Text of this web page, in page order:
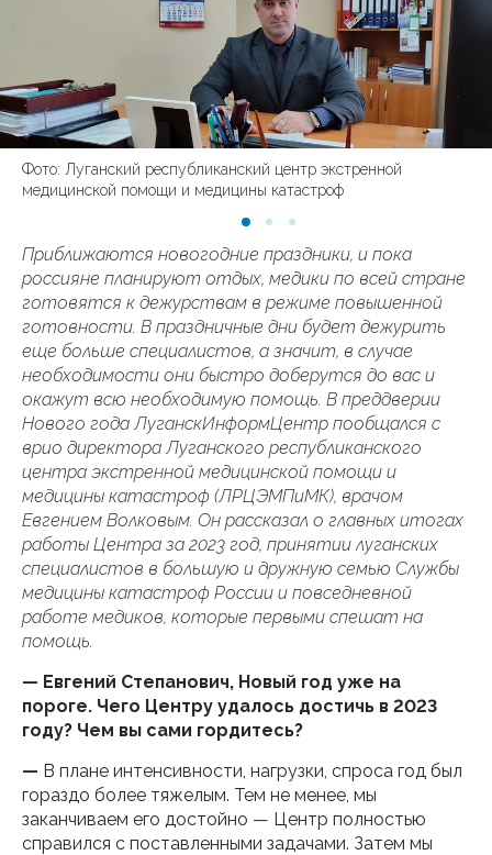
Фото: Луганский республиканский центр экстренной
медицинской помощи и медицины катастроф
Приближаются новогодние праздники, и пока
россияне планируют отдых, медики по всей стране
готовятся к дежурствам в режиме повышенной
готовности. В праздничные дни будет дежурить
еще больше специалистов, а значит, в случае
необходимости они быстро доберутся до вас и
окажут всю необходимую помощь. В преддверии
Нового года ЛуганскИнформЦентр пообщался с
врио директора Луганского республиканского
центра экстренной медицинской помощи и
медицины катастроф (ЛРЦЭМПиМК), врачом
Евгением Волковым. Он рассказал о главных итогах
работы Центра за 2023 год, принятии луганских
специалистов в большую и дружную семью Службы
медицины катастроф России и повседневной
работе медиков, которые первыми спешат на
помощь.
— Евгений Степанович, Новый год уже на
пороге. Чего Центру удалось достичь в 2023
году? Чем вы сами гордитесь?
— В плане интенсивности, нагрузки, спроса год был
гораздо более тяжелым. Тем не менее, мы
заканчиваем его достойно — Центр полностью
справился с поставленными задачами. Затем мы